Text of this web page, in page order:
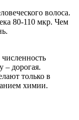
волоса.
80-110 мкр. Чем
– дорогая.
только в
химии.